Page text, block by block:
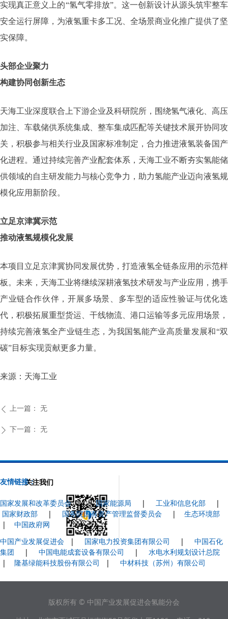
实现真正意义上的“氢气零排放”。这一创新设计从源头筑牢整车
安全运行屏障，为液氢重卡多工况、全场景商业化推广提供了坚
实保障。
头部企业聚力
构建协同创新生态
天海工业深度联合上下游企业及科研院所，围绕氢气液化、高压
加注、车载储供系统集成、整车集成匹配等关键技术展开协同攻
关，积极参与相关行业及国家标准制定，合力推进液氢装备国产
化进程。通过持续完善产业配套体系，天海工业不断夯实氢能储
供领域的自主研发能力与核心竞争力，助力氢能产业迈向液氢规
模化应用新阶段。
立足京津冀示范
推动液氢规模化发展
本项目立足京津冀协同发展优势，打造液氢全链条应用的示范样
板。未来，天海工业将继续深耕液氢技术研发与产业应用，携手
产业链合作伙伴，开展多场景、多车型的适应性验证与优化迭
代，积极拓展重型货运、干线物流、港口运输等多元应用场景，
持续完善液氢全产业链生态，为我国氢能产业高质量发展和“双
碳”目标实现贡献更多力量。
来源：天海工业
ꄴ 上一篇： 无
ꄲ 下一篇： 无
关注我们
版权所有 © 中国产业发展促进会氢能分会
友情链接：
国家发展和改革委员会 |国家能源局 | 工业和信息化部 |
国家财政部 | 国务院国有资产管理监督委员会 | 生态环境部
| 中国政府网
中国产业发展促进会 | 国家电力投资集团有限公司 | 中国石化
集团
| 中国电能成套设备有限公司 | 水电水利规划设计总院
| 隆基绿能科技股份有限公司 | 中材科技（苏州）有限公司